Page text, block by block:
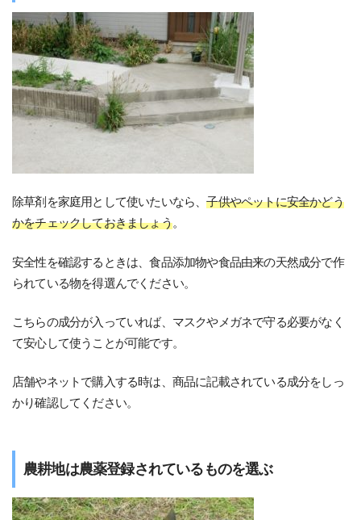
除草剤を家庭用として使いたいなら、子供やペットに安全かどう
かをチェックしておきましょう。
安全性を確認するときは、食品添加物や食品由来の天然成分で作
られている物を得選んでください。
こちらの成分が入っていれば、マスクやメガネで守る必要がなく
て安心して使うことが可能です。
店舗やネットで購入する時は、商品に記載されている成分をしっ
かり確認してください。
農耕地は農薬登録されているものを選ぶ